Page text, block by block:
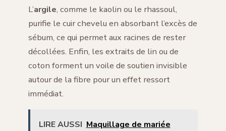
L’argile, comme le kaolin ou le rhassoul,
purifie le cuir chevelu en absorbant l’excès de
sébum, ce qui permet aux racines de rester
décollées. Enfin, les extraits de lin ou de
coton forment un voile de soutien invisible
autour de la fibre pour un effet ressort
immédiat.
LIRE AUSSI Maquillage de mariée